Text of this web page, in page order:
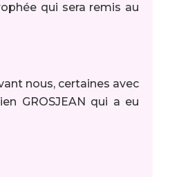
qui sera remis au
nous, certaines avec
GROSJEAN qui a eu